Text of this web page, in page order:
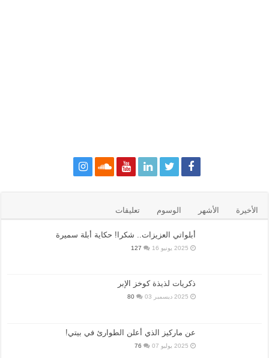
الأخيرة الأشهر الوسوم تعليقات
أبلواتي العزيزات.. شكرا! حكاية أبلة سميرة
2025 يونيو 16 127
ذكريات لذيذة كوخز الإبر
2025 ديسمبر 03 80
عن ماركيز الذي أعلن الطوارئ في بيتي!
2025 يوليو 07 76